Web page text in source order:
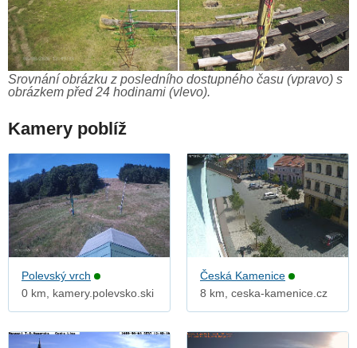
Srovnání obrázku z posledního dostupného času (vpravo) s
obrázkem před 24 hodinami (vlevo).
Kamery poblíž
Polevský vrch
0 km, kamery.polevsko.ski
Česká Kamenice
8 km, ceska-kamenice.cz